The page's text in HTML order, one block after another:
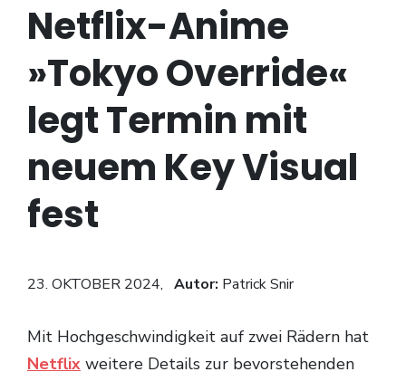
Netflix-Anime
»Tokyo Override«
legt Termin mit
neuem Key Visual
fest
23. OKTOBER 2024, Autor: Patrick Snir
Mit Hochgeschwindigkeit auf zwei Rädern hat
Netflix weitere Details zur bevorstehenden